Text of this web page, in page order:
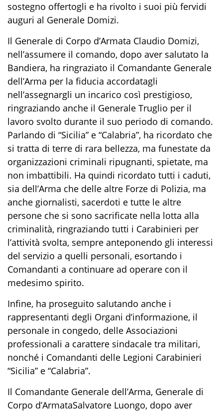
sostegno offertogli e ha rivolto i suoi più fervidi
auguri al Generale Domizi.
Il Generale di Corpo d’Armata Claudio Domizi,
nell’assumere il comando, dopo aver salutato la
Bandiera, ha ringraziato il Comandante Generale
dell’Arma per la fiducia accordatagli
nell’assegnargli un incarico così prestigioso,
ringraziando anche il Generale Truglio per il
lavoro svolto durante il suo periodo di comando.
Parlando di “Sicilia” e “Calabria”, ha ricordato che
si tratta di terre di rara bellezza, ma funestate da
organizzazioni criminali ripugnanti, spietate, ma
non imbattibili. Ha quindi ricordato tutti i caduti,
sia dell’Arma che delle altre Forze di Polizia, ma
anche giornalisti, sacerdoti e tutte le altre
persone che si sono sacrificate nella lotta alla
criminalità, ringraziando tutti i Carabinieri per
l’attività svolta, sempre anteponendo gli interessi
del servizio a quelli personali, esortando i
Comandanti a continuare ad operare con il
medesimo spirito.
Infine, ha proseguito salutando anche i
rappresentanti degli Organi d’informazione, il
personale in congedo, delle Associazioni
professionali a carattere sindacale tra militari,
nonché i Comandanti delle Legioni Carabinieri
“Sicilia” e “Calabria”.
Il Comandante Generale dell’Arma, Generale di
Corpo d’ArmataSalvatore Luongo, dopo aver